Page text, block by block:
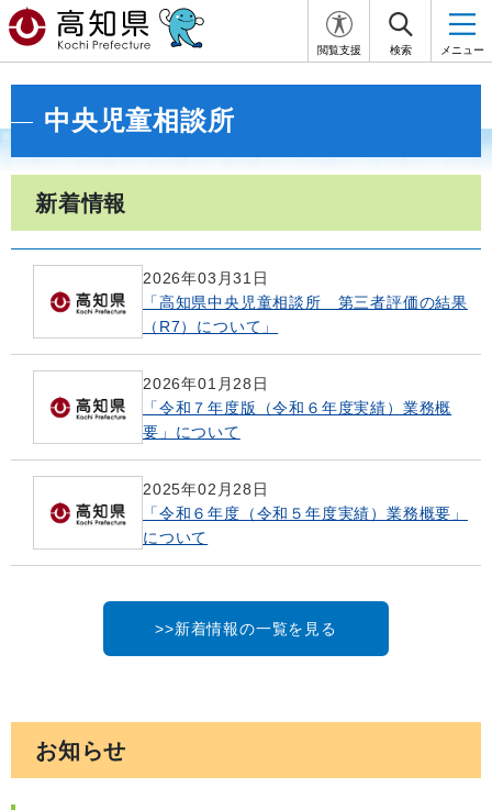
閲覧支援 検索 メニュー
中央児童相談所
新着情報
2026年03月31日
「高知県中央児童相談所 第三者評価の結果
（R7）について」
2026年01月28日
「令和７年度版（令和６年度実績）業務概
要」について
2025年02月28日
「令和６年度（令和５年度実績）業務概要」
について
>>新着情報の一覧を見る
お知らせ